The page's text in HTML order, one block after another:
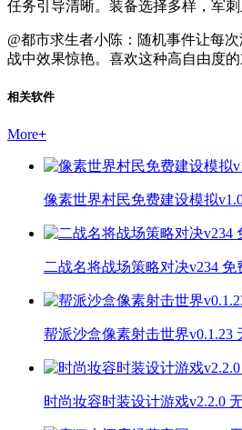
任务引导清晰。装备选择多样，军刺
@都市求生者小陈：随机事件让每
战中效果惊艳。喜欢这种高自由度的
相关软件
More+
像素世界村民免费建设模拟
二战名将战场策略对决v234 免
帮派沙盒像素射击世界v0.1.23
时尚妆容时装设计游戏v2.2.0